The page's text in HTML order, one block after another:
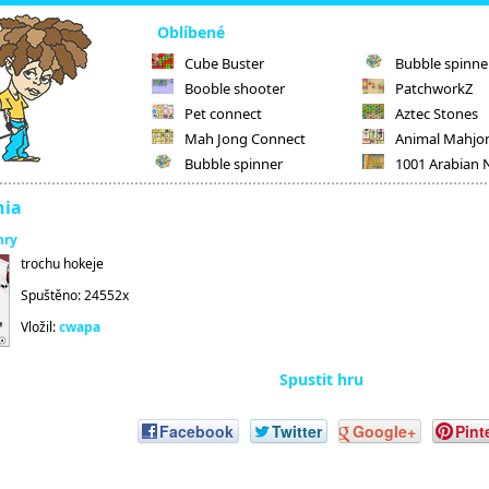
Oblíbené
Cube Buster
Booble shooter
Pet connect
Mah Jong Connect
Bubble spinner
Bubble
PatchworkZ
Aztec Stones
Animal
1001 Arabian
trochu hokeje
Spuštěno: 24552x
Vložil:cwapa
Spustit hru
Facebook Twitter Google+